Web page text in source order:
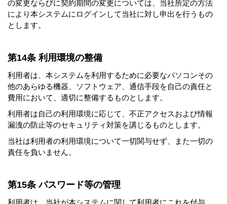
の変更ならびに契約期間の変更については、当社所定の方法
により本システムにログインして当社に対し申出を行うもの
とします。
第14条 利用環境の整備
利用者は、本システムを利用するために必要なパソコンその
他のあらゆる機器、ソフトウェア、通信手段を自己の責任と
費用において、適切に整備するものとします。
利用者は自己の利用環境に応じて、不正アクセスおよび情報
漏洩の防止等のセキュリティ対策を講じるものとします。
当社は利用者の利用環境について一切関与せず、また一切の
責任を負いません。
第15条 パスワード等の管理
利用者は、当社が本システムに関して利用者にこれを付与